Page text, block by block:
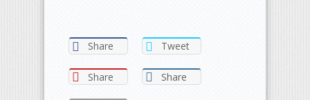
Share Tweet
Share Share